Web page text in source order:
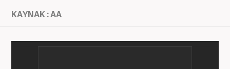
KAYNAK : AA